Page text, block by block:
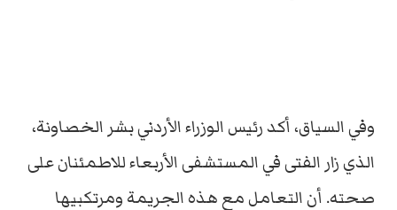
وفي السياق، أكد رئيس الوزراء الأردني بشر الخصاونة،
الذي زار الفتى في المستشفى الأربعاء للاطمئنان على
صحته. أن التعامل مع هذه الجريمة ومرتكبيها